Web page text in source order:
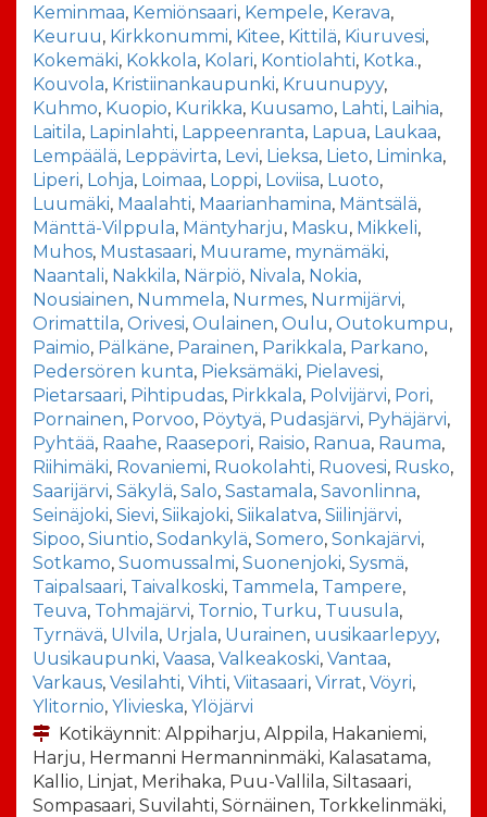
Keminmaa, Kemiönsaari, Kempele, Kerava,
Keuruu, Kirkkonummi, Kitee, Kittilä, Kiuruvesi,
Kokemäki, Kokkola, Kolari, Kontiolahti, Kotka.,
Kouvola, Kristiinankaupunki, Kruunupyy,
Kuhmo, Kuopio, Kurikka, Kuusamo, Lahti, Laihia,
Laitila, Lapinlahti, Lappeenranta, Lapua, Laukaa,
Lempäälä, Leppävirta, Levi, Lieksa, Lieto, Liminka,
Liperi, Lohja, Loimaa, Loppi, Loviisa, Luoto,
Luumäki, Maalahti, Maarianhamina, Mäntsälä,
Mänttä-Vilppula, Mäntyharju, Masku, Mikkeli,
Muhos, Mustasaari, Muurame, mynämäki,
Naantali, Nakkila, Närpiö, Nivala, Nokia,
Nousiainen, Nummela, Nurmes, Nurmijärvi,
Orimattila, Orivesi, Oulainen, Oulu, Outokumpu,
Paimio, Pälkäne, Parainen, Parikkala, Parkano,
Pedersören kunta, Pieksämäki, Pielavesi,
Pietarsaari, Pihtipudas, Pirkkala, Polvijärvi, Pori,
Pornainen, Porvoo, Pöytyä, Pudasjärvi, Pyhäjärvi,
Pyhtää, Raahe, Raasepori, Raisio, Ranua, Rauma,
Riihimäki, Rovaniemi, Ruokolahti, Ruovesi, Rusko,
Saarijärvi, Säkylä, Salo, Sastamala, Savonlinna,
Seinäjoki, Sievi, Siikajoki, Siikalatva, Siilinjärvi,
Sipoo, Siuntio, Sodankylä, Somero, Sonkajärvi,
Sotkamo, Suomussalmi, Suonenjoki, Sysmä,
Taipalsaari, Taivalkoski, Tammela, Tampere,
Teuva, Tohmajärvi, Tornio, Turku, Tuusula,
Tyrnävä, Ulvila, Urjala, Uurainen, uusikaarlepyy,
Uusikaupunki, Vaasa, Valkeakoski, Vantaa,
Varkaus, Vesilahti, Vihti, Viitasaari, Virrat, Vöyri,
Ylitornio, Ylivieska, Ylöjärvi
Kotikäynnit: Alppiharju, Alppila, Hakaniemi,
Harju, Hermanni Hermanninmäki, Kalasatama,
Kallio, Linjat, Merihaka, Puu-Vallila, Siltasaari,
Sompasaari, Suvilahti, Sörnäinen, Torkkelinmäki,